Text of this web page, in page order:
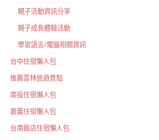
親子活動資訊分享
親子成長體驗活動
學習語言/電腦相關資訊
台中住宿懶人包
推薦雲林旅遊景點
南投住宿懶人包
嘉義住宿懶人包
台南飯店住宿懶人包